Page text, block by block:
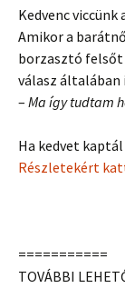
Kedvenc
Amikor a
borzasztó felsőt
válasz általában
– Ma így tudtam
Ha kedvet
Részletekért
===========
TOVÁBBI